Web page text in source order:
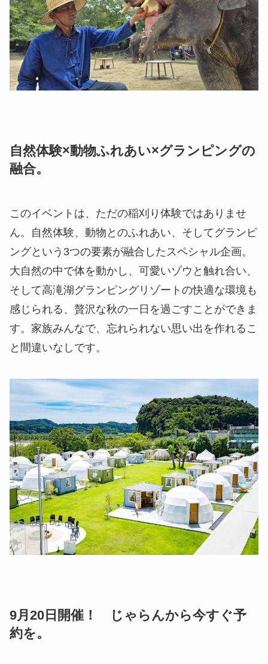
自然体験×動物ふれあい×グランピングの
融合。
このイベントは、ただの稲刈り体験ではありませ
ん。自然体験、動物とのふれあい、そしてグランピ
ングという3つの要素が融合したスペシャル企画。
大自然の中で体を動かし、可愛いゾウと触れ合い、
そして高滝湖グランピングリゾートの快適な環境も
感じられる、贅沢な秋の一日を過ごすことができま
す。家族みんなで、忘れられない思い出を作れるこ
と間違いなしです。
9月20日開催！ じゃらんから今すぐ予
約を。